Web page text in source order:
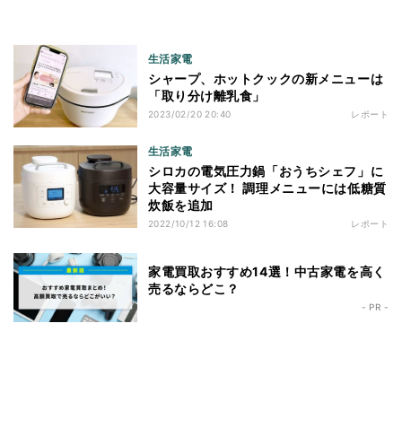
生活家電
シャープ、ホットクックの新メニューは
「取り分け離乳食」
2023/02/20 20:40 レポート
生活家電
シロカの電気圧力鍋「おうちシェフ」に
大容量サイズ！ 調理メニューには低糖質
炊飯を追加
2022/10/12 16:08 レポート
家電買取おすすめ14選！中古家電を高く
売るならどこ？
- PR -